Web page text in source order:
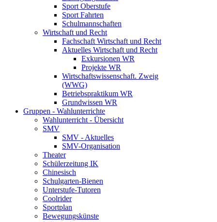
Sport Oberstufe
Sport Fahrten
Schulmannschaften
Wirtschaft und Recht
Fachschaft Wirtschaft und Recht
Aktuelles Wirtschaft und Recht
Exkursionen WR
Projekte WR
Wirtschaftswissenschaft. Zweig
(WWG)
Betriebspraktikum WR
Grundwissen WR
Gruppen - Wahlunterrichte
Wahlunterricht - Übersicht
SMV
SMV - Aktuelles
SMV-Organisation
Theater
Schülerzeitung IK
Chinesisch
Schulgarten-Bienen
Unterstufe-Tutoren
Coolrider
Sportplan
Bewegungskünste